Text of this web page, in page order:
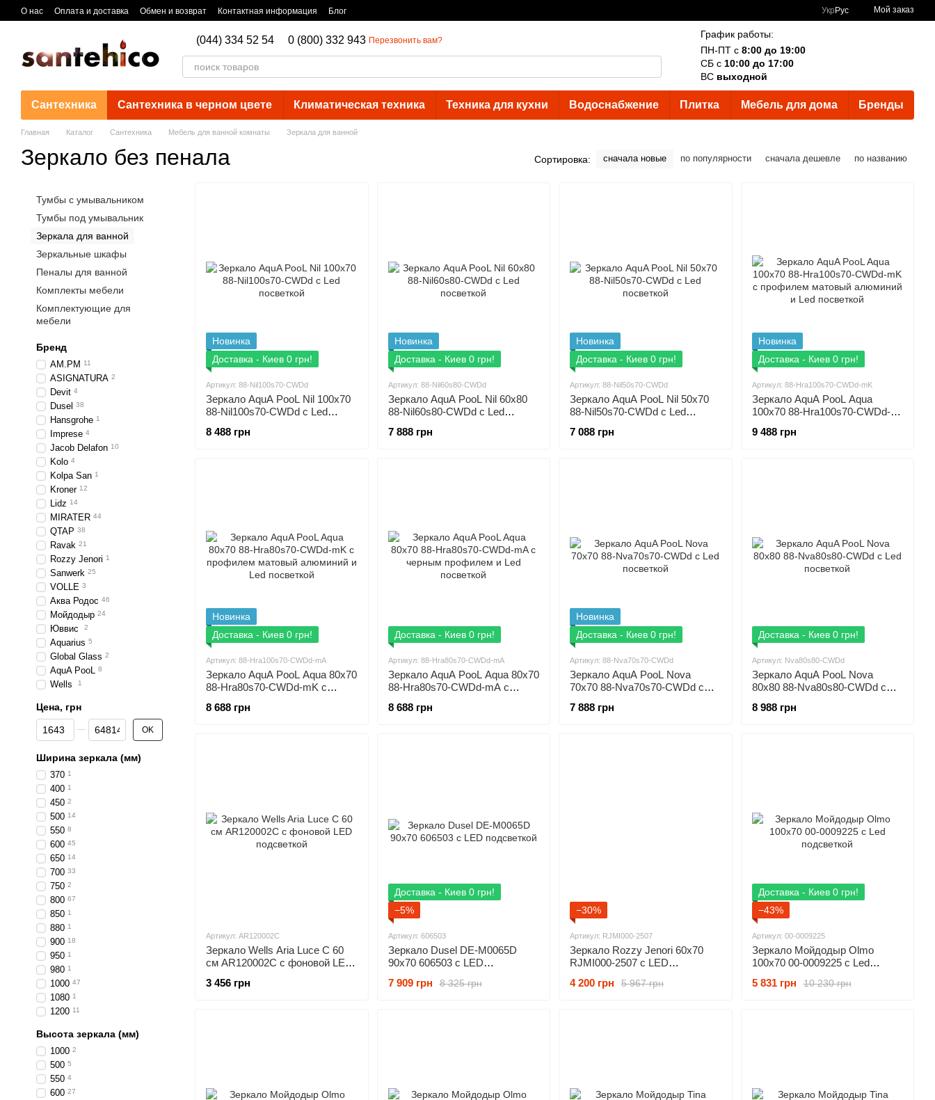
Перейти к основному контенту
О нас Оплата и доставка Обмен и возврат Контактная информация Блог Укр Рус Мой заказ
(044) 334 52 54 0 (800) 332 943 Перезвонить вам?
График работы:
ПН-ПТ с 8:00 до 19:00
СБ с 10:00 до 17:00
ВС выходной
Сантехника Сантехника в черном цвете Климатическая техника Техника для кухни Водоснабжение Плитка Мебель для дома Бренды
Главная Каталог Сантехника Мебель для ванной комнаты Зеркала для ванной
Зеркало без пенала Сортировка: сначала новые по популярности сначала дешевле по названию
Новинка
Доставка - Киев 0 грн!
Артикул: 88-Nil100s70-CWDd
Зеркало AquA PooL Nil 100x70
88-Nil100s70-CWDd с Led
8 488 грн
Новинка
Доставка - Киев 0 грн!
Артикул: 88-Nil60s80-CWDd
Зеркало AquA PooL Nil 60x80
88-Nil60s80-CWDd с Led
7 888 грн
Новинка
Доставка - Киев 0 грн!
Артикул: 88-Nil50s70-CWDd
Зеркало AquA PooL Nil 50x70
88-Nil50s70-CWDd с Led
7 088 грн
Новинка
Доставка - Киев 0 грн!
Артикул: 88-Hra100s70-CWDd-mK
Зеркало AquA PooL Aqua
100x70 88-Hra100s70-CWDd-
алюминий и Led посветкой
9 488 грн
Новинка
Доставка - Киев 0 грн!
Артикул: 88-Hra100s70-CWDd-mA
Зеркало AquA PooL Aqua 80x70
88-Hra80s70-CWDd-mK с
и Led посветкой
8 688 грн
Доставка - Киев 0 грн!
Артикул: 88-Hra80s70-CWDd-mA
Зеркало AquA PooL Aqua 80x70
88-Hra80s70-CWDd-mA с
посветкой
8 688 грн
Новинка
Доставка - Киев 0 грн!
Артикул: 88-Nva70s70-CWDd
Зеркало AquA PooL Nova
70x70 88-Nva70s70-CWDd с
7 888 грн
Доставка - Киев 0 грн!
Артикул: Nva80s80-CWDd
Зеркало AquA PooL Nova
80x80 88-Nva80s80-CWDd с
8 988 грн
Артикул: AR120002C
Зеркало Wells Aria Luce C 60
см AR120002C с фоновой LED
3 456 грн
Доставка - Киев 0 грн!
−5%
Артикул: 606503
Зеркало Dusel DE-M0065D
90x70 606503 с LED
8 325 грн
7 909 грн
−30%
Артикул: RJMI000-2507
Зеркало Rozzy Jenori 60x70
RJMI000-2507 с LED
5 967 грн
4 200 грн
Доставка - Киев 0 грн!
−43%
Артикул: 00-0009225
Зеркало Мойдодыр Olmo
100х70 00-0009225 с Led
10 230 грн
5 831 грн
Тумбы с умывальником
Тумбы под умывальник
Зеркала для ванной
Зеркальные шкафы
Пеналы для ванной
Комплекты мебели
Комплектующие для
мебели
Бренд
AM.PM 11
ASIGNATURA 2
Devit 4
Dusel 38
Hansgrohe 1
Imprese 4
Jacob Delafon 10
Kolo 4
Kolpa San 1
Kroner 12
Lidz 14
MIRATER 44
QTAP 38
Ravak 21
Rozzy Jenori 1
Sanwerk 25
VOLLE 3
Аква Родос 46
Мойдодыр 24
Юввис 2
Aquarius 5
Global Glass 2
AquA PooL 8
Wells 1
Цена, грн
От Цена, грн
До Цена, грн OK
Ширина зеркала (мм)
370 1
400 1
450 2
500 14
550 8
600 45
650 14
700 33
750 2
800 67
850 1
880 1
900 18
950 1
980 1
1000 47
1080 1
1200 11
Высота зеркала (мм)
1000 2
500 5
550 4
600 27